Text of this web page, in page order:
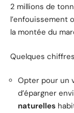
2 millions de
l’enfouissement
la montée du
Quelques
Opter pour un
d’épargner
naturelles